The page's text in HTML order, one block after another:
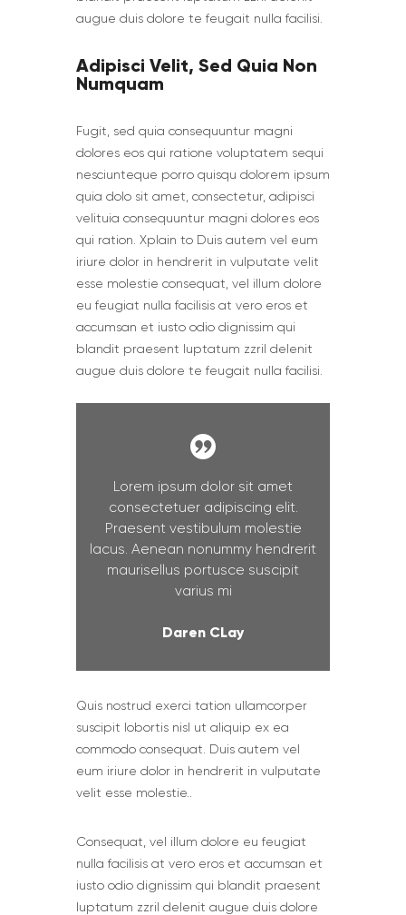
augue duis dolore te feugait nulla facilisi.
Adipisci Velit, Sed Quia Non
Numquam
Fugit, sed quia consequuntur magni
dolores eos qui ratione voluptatem sequi
nesciunteque porro quisqu dolorem ipsum
quia dolo sit amet, consectetur, adipisci
velituia consequuntur magni dolores eos
qui ration. Xplain to Duis autem vel eum
iriure dolor in hendrerit in vulputate velit
esse molestie consequat, vel illum dolore
eu feugiat nulla facilisis at vero eros et
accumsan et iusto odio dignissim qui
blandit praesent luptatum zzril delenit
augue duis dolore te feugait nulla facilisi.
Lorem ipsum dolor sit amet
consectetuer adipiscing elit.
Praesent vestibulum molestie
lacus. Aenean nonummy hendrerit
maurisellus portusce suscipit
varius mi
Daren CLay
Quis nostrud exerci tation ullamcorper
suscipit lobortis nisl ut aliquip ex ea
commodo consequat. Duis autem vel
eum iriure dolor in hendrerit in vulputate
velit esse molestie..
Сonsequat, vel illum dolore eu feugiat
nulla facilisis at vero eros et accumsan et
iusto odio dignissim qui blandit praesent
luptatum zzril delenit augue duis dolore